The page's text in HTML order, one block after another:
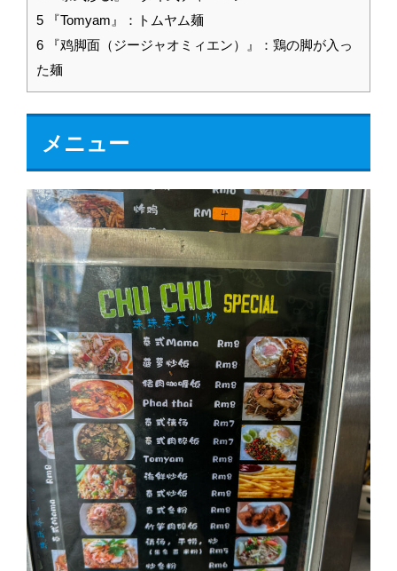
5 『Tomyam』：トムヤム麺
6 『鸡脚面（ジージャオミィエン）』：鶏の脚が入っ
た麺
メニュー